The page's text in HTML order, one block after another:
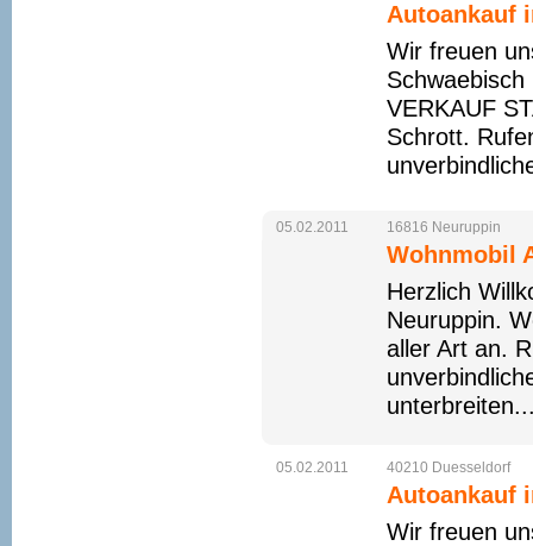
Autoankauf
Wir freuen
VERKAUF
Schrott.
05.02.2011 16816 Neuruppin
Wohnmobil
Herzlich
Neuruppin.
aller Art an.
05.02.2011 40210 Duesseldorf
Autoankauf
Wir freuen